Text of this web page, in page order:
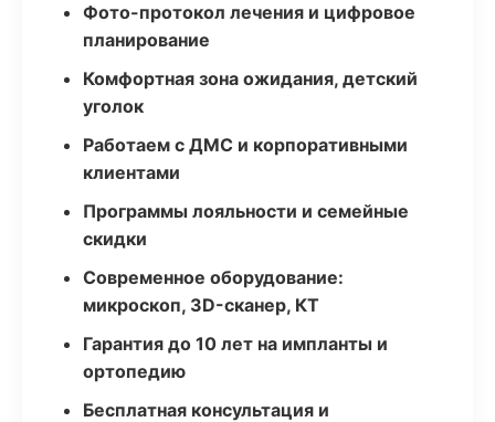
Фото-протокол лечения и цифровое
планирование
Комфортная зона ожидания, детский
уголок
Работаем с ДМС и корпоративными
клиентами
Программы лояльности и семейные
скидки
Современное оборудование:
микроскоп, 3D-сканер, КТ
Гарантия до 10 лет на импланты и
ортопедию
Бесплатная консультация и